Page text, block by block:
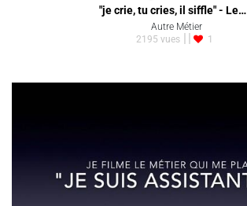
"je crie, tu cries, il siffle" - Le…
Autre Métier
2195 vues
1